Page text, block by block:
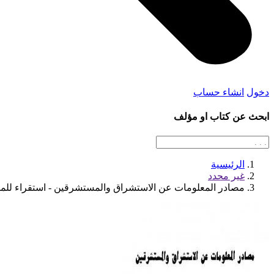
دخول انشاء حساب
ابحث عن كتاب او مؤلف
الرئيسية
غير محدد
مصادر المعلومات عن الاستشراق والمستشرقين - استقراء